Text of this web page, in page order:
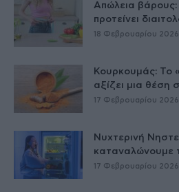
Απώλεια βάρους:
προτείνει
18 Φεβρουαρίου 2026
Κουρκουμάς: Το
αξίζει μια θέση
17 Φεβρουαρίου 2026
Νυχτερινή
καταναλώνουμε
17 Φεβρουαρίου 2026